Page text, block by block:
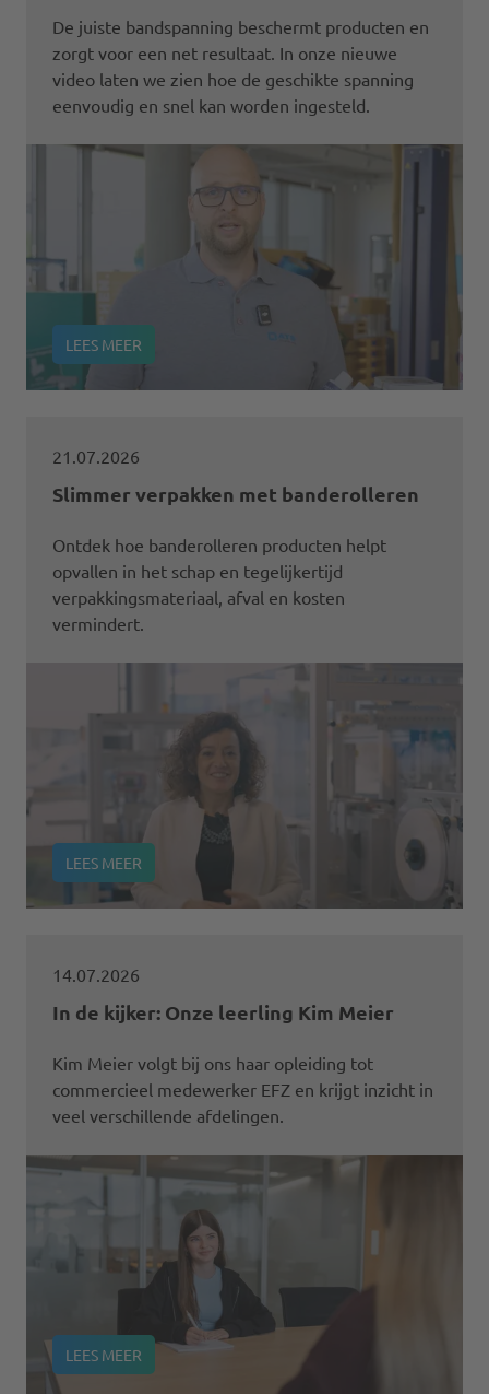
De juiste bandspanning beschermt producten en
zorgt voor een net resultaat. In onze nieuwe
video laten we zien hoe de geschikte spanning
eenvoudig en snel kan worden ingesteld.
LEES MEER
21.07.2026
Slimmer verpakken met banderolleren
Ontdek hoe banderolleren producten helpt
opvallen in het schap en tegelijkertijd
verpakkingsmateriaal, afval en kosten
vermindert.
LEES MEER
14.07.2026
In de kijker: Onze leerling Kim Meier
Kim Meier volgt bij ons haar opleiding tot
commercieel medewerker EFZ en krijgt inzicht in
veel verschillende afdelingen.
LEES MEER